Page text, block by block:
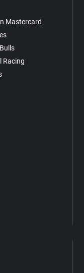
Mastercard
Racing